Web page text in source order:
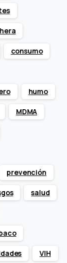
consumo
humo
MDMA
prevención
salud
VIH